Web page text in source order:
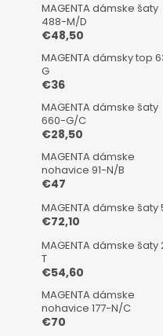
MAGENTA dámske šaty
488-M/D
€48,50
MAGENTA dámsky top
G
€36
MAGENTA dámske šaty
660-G/C
€28,50
MAGENTA dámske
nohavice 91-N/B
€47
MAGENTA dámske šaty
€72,10
MAGENTA dámske šaty
T
€54,60
MAGENTA dámske
nohavice 177-N/C
€70